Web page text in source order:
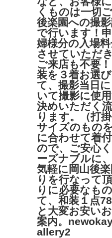
くものは一切
後楽園への撮
で行います！
婦様分の入場
させていただ
ご来店も不要
装を３着お選
て、撮影当日
いて撮影に使
決めいただく
ります。（打
サイズのもの
に合わせて着
ので、ご安心
ーズナブルに
気軽に岡山後
りを行なって
りに必要なも
て、和装１点
と大変お安い
案内。
allery2